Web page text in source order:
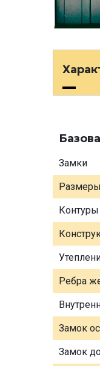
Замки
Контуры
Ребра
Замок
Замок